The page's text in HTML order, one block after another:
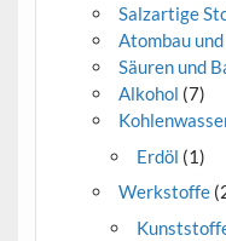
Salzartige
Atombau und
Säuren und
Alkohol (7)
Erdöl (1)
Werkstoffe